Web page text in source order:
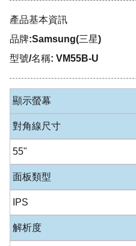
產品基本資訊
品牌:Samsung(三星)
型號/名稱: VM55B-U
顯示螢幕
對角線尺寸
55"
面板類型
IPS
解析度